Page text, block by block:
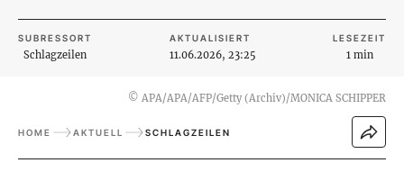
SUBRESSORT
Schlagzeilen
AKTUALISIERT
11.06.2026, 23:25
LESEZEIT
1 min
© APA/APA/AFP/Getty (Archiv)/MONICA SCHIPPER
HOME AKTUELL SCHLAGZEILEN